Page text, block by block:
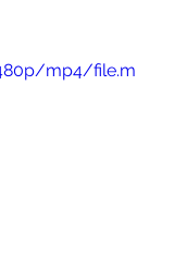
mp4/file.m